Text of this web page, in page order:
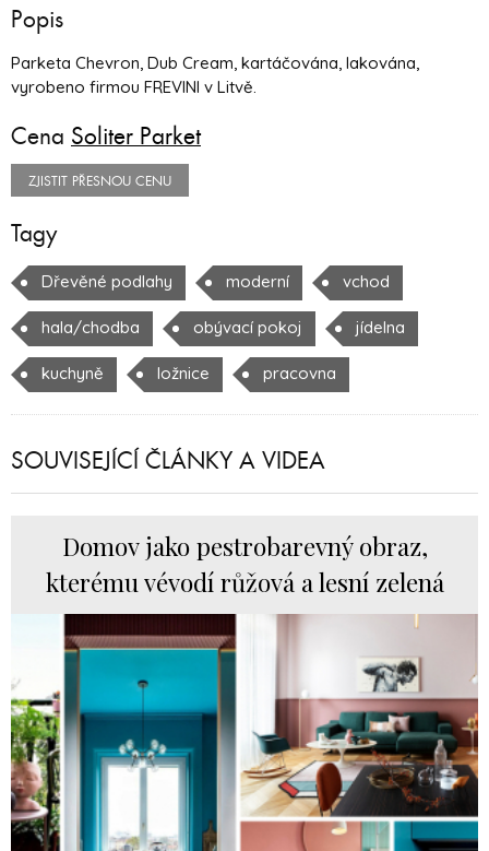
Popis
Parketa Chevron, Dub Cream, kartáčována, lakována,
vyrobeno firmou FREVINI v Litvě.
Cena Soliter Parket
ZJISTIT PŘESNOU CENU
Tagy
Dřevěné podlahy moderní vchod
hala/chodba obývací pokoj jídelna
kuchyně ložnice pracovna
SOUVISEJÍCÍ ČLÁNKY A VIDEA
Domov jako pestrobarevný obraz,
kterému vévodí růžová a lesní zelená